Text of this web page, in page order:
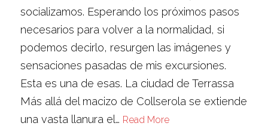
socializamos. Esperando los próximos pasos
necesarios para volver a la normalidad, si
podemos decirlo, resurgen las imágenes y
sensaciones pasadas de mis excursiones.
Esta es una de esas. La ciudad de Terrassa
Más allá del macizo de Collserola se extiende
una vasta llanura el… Read More